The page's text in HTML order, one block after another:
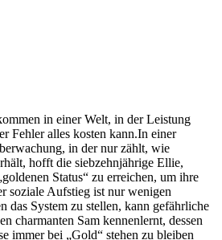
in einer Welt, in der Leistung
Fehler alles kosten kann.In einer
in der nur zählt, wie
hofft die siebzehnjährige Ellie,
Status“ zu erreichen, um ihre
soziale Aufstieg ist nur wenigen
das System zu stellen, kann gefährliche
charmanten Sam kennenlernt, dessen
immer bei „Gold“ stehen zu bleiben